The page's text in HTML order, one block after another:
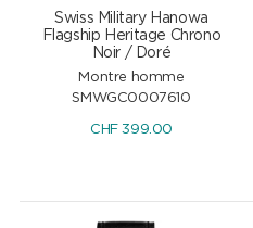
Swiss Military Hanowa
Flagship Heritage Chrono
Noir / Doré
Montre homme
SMWGC0007610
CHF 399.00